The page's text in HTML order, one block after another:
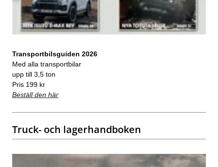
Transportbilsguiden 2026
Med alla transportbilar
upp till 3,5 ton
Pris 199 kr
Beställ den här
Truck- och lagerhandboken